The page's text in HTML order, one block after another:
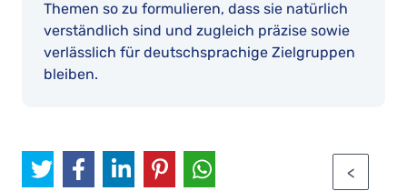
Themen so zu formulieren, dass sie natürlich
verständlich sind und zugleich präzise sowie
verlässlich für deutschsprachige Zielgruppen
bleiben.